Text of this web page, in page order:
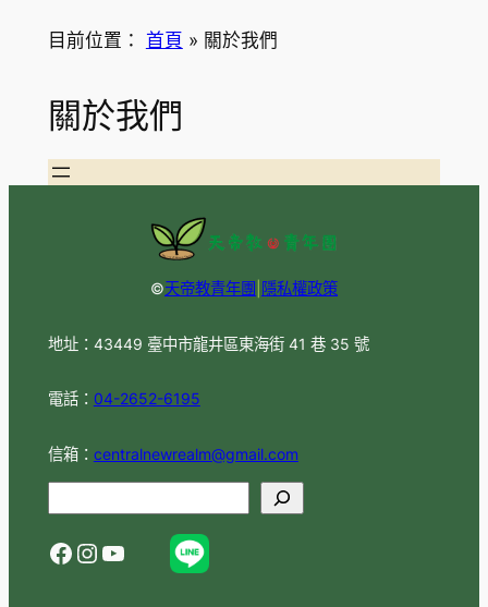
目前位置： 首頁 » 關於我們
關於我們
©天帝教青年團 隱私權政策
地址：43449 臺中市龍井區東海街 41 巷 35 號
電話： 04-2652-6195
信箱： centralnewrealm@gmail.com
a
Facebook Instagram YouTube